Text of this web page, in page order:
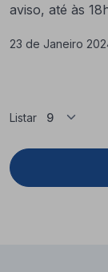
aviso, até às
23 de Janeiro
Listar